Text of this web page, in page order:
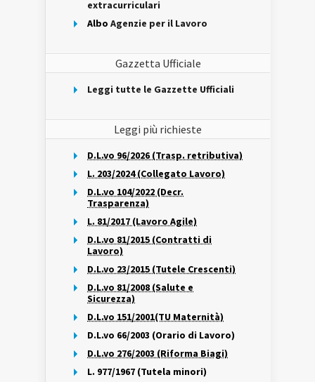
extracurriculari
Albo Agenzie per il Lavoro
Gazzetta Ufficiale
Leggi tutte le Gazzette Ufficiali
Leggi più richieste
D.L.vo 96/2026 (Trasp. retributiva)
L. 203/2024 (Collegato Lavoro)
D.L.vo 104/2022 (Decr.
Trasparenza)
L. 81/2017 (Lavoro Agile)
D.L.vo 81/2015 (Contratti di
Lavoro)
D.L.vo 23/2015 (Tutele Crescenti)
D.L.vo 81/2008 (Salute e
Sicurezza)
D.L.vo 151/2001(TU Maternità)
D.L.vo 66/2003 (Orario di Lavoro)
D.L.vo 276/2003 (Riforma Biagi)
L. 977/1967 (Tutela minori)